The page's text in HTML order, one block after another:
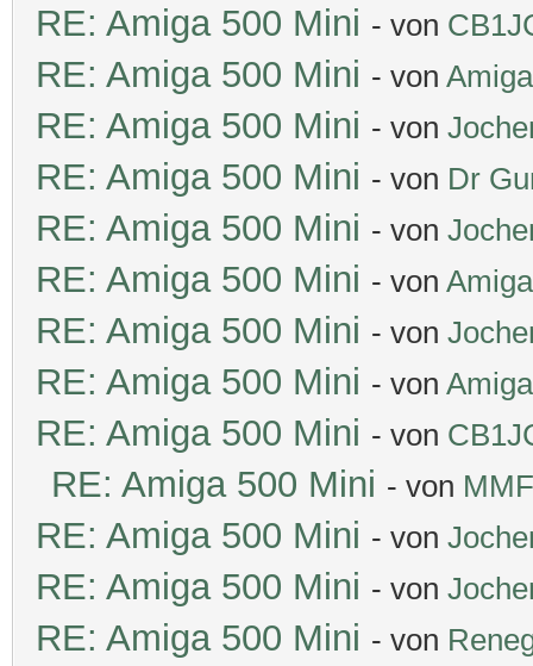
RE: Amiga 500 Mini - von
RE: Amiga 500 Mini - von Amiga
RE: Amiga 500 Mini - von
RE: Amiga 500 Mini - von Dr
RE: Amiga 500 Mini - von
RE: Amiga 500 Mini - von Amiga
RE: Amiga 500 Mini - von
RE: Amiga 500 Mini - von Amiga
RE: Amiga 500 Mini - von
RE: Amiga 500 Mini - von
RE: Amiga 500 Mini - von
RE: Amiga 500 Mini - von
RE: Amiga 500 Mini - von